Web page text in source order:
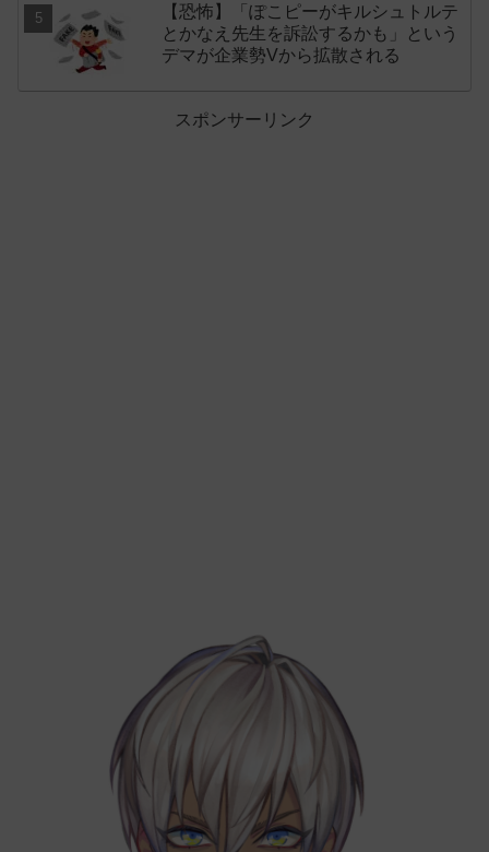
【恐怖】「ぽこピーがキルシュトルテ
とかなえ先生を訴訟するかも」という
デマが企業勢Vから拡散される
スポンサーリンク